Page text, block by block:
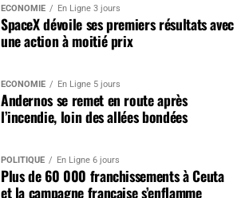
ÉCONOMIE En Ligne 3 jours
SpaceX dévoile ses premiers résultats avec
une action à moitié prix
ÉCONOMIE En Ligne 5 jours
Andernos se remet en route après
l’incendie, loin des allées bondées
POLITIQUE En Ligne 6 jours
Plus de 60 000 franchissements à Ceuta
et la campagne française s’enflamme